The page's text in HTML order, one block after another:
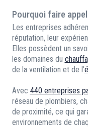
Pourquoi faire
Les entreprises
réputation, leur
Elles possèdent un
les domaines du
de la ventilation et de l'
Avec 440 entreprises
réseau de plombiers,
de proximité, ce qui
environnements de